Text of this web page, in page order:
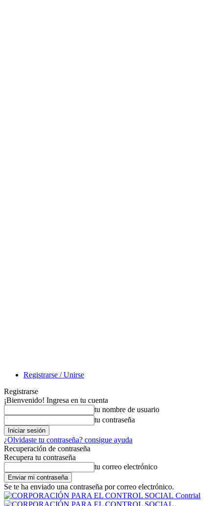
Registrarse / Unirse
Registrarse
¡Bienvenido! Ingresa en tu cuenta
tu nombre de usuario
tu contraseña
¿Olvidaste tu contraseña? consigue ayuda
Recuperación de contraseña
Recupera tu contraseña
tu correo electrónico
Se te ha enviado una contraseña por correo electrónico.
Contrial